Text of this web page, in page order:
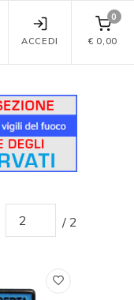
ACCEDI
0
€ 0,00
/ 2